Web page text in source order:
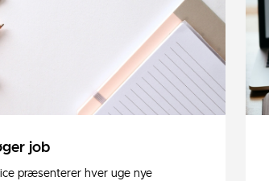
job
præsenterer hver uge nye